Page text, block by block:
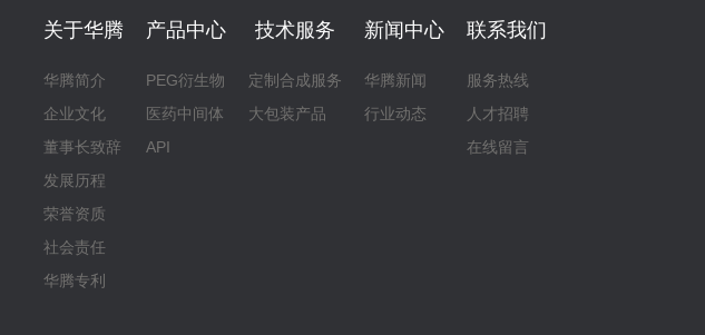
关于华腾
华腾简介
企业文化
董事长致辞
发展历程
荣誉资质
社会责任
华腾专利
产品中心
PEG衍生物
医药中间体
API
技术服务
定制合成服务
大包装产品
新闻中心
华腾新闻
行业动态
联系我们
服务热线
人才招聘
在线留言